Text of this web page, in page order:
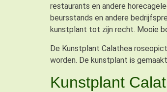
restaurants en andere
beursstands en andere
kunstplant tot zijn recht. Mooie
De Kunstplant Calathea
worden. De kunstplant is
Kunstplant